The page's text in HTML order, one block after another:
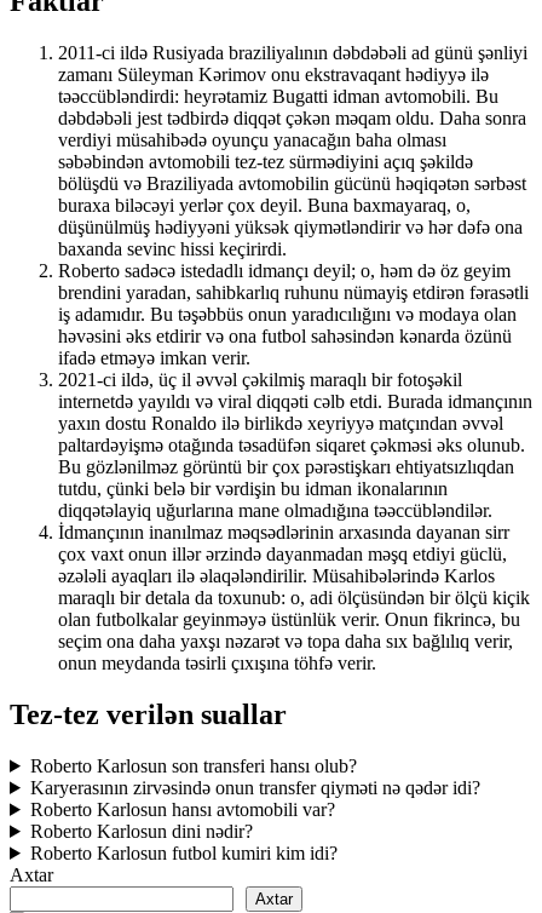
2011-ci ildə Rusiyada braziliyalının dəbdəbəli ad günü şənliyi
zamanı Süleyman Kərimov onu ekstravaqant hədiyyə ilə
təəccübləndirdi: heyrətamiz Bugatti idman avtomobili. Bu
dəbdəbəli jest tədbirdə diqqət çəkən məqam oldu. Daha sonra
verdiyi müsahibədə oyunçu yanacağın baha olması
səbəbindən avtomobili tez-tez sürmədiyini açıq şəkildə
bölüşdü və Braziliyada avtomobilin gücünü həqiqətən sərbəst
buraxa biləcəyi yerlər çox deyil. Buna baxmayaraq, o,
düşünülmüş hədiyyəni yüksək qiymətləndirir və hər dəfə ona
baxanda sevinc hissi keçirirdi.
Roberto sadəcə istedadlı idmançı deyil; o, həm də öz geyim
brendini yaradan, sahibkarlıq ruhunu nümayiş etdirən fərasətli
iş adamıdır. Bu təşəbbüs onun yaradıcılığını və modaya olan
həvəsini əks etdirir və ona futbol sahəsindən kənarda özünü
ifadə etməyə imkan verir.
2021-ci ildə, üç il əvvəl çəkilmiş maraqlı bir fotoşəkil
internetdə yayıldı və viral diqqəti cəlb etdi. Burada idmançının
yaxın dostu Ronaldo ilə birlikdə xeyriyyə matçından əvvəl
paltardəyişmə otağında təsadüfən siqaret çəkməsi əks olunub.
Bu gözlənilməz görüntü bir çox pərəstişkarı ehtiyatsızlıqdan
tutdu, çünki belə bir vərdişin bu idman ikonalarının
diqqətəlayiq uğurlarına mane olmadığına təəccübləndilər.
İdmançının inanılmaz məqsədlərinin arxasında dayanan sirr
çox vaxt onun illər ərzində dayanmadan məşq etdiyi güclü,
əzələli ayaqları ilə əlaqələndirilir. Müsahibələrində Karlos
maraqlı bir detala da toxunub: o, adi ölçüsündən bir ölçü kiçik
olan futbolkalar geyinməyə üstünlük verir. Onun fikrincə, bu
seçim ona daha yaxşı nəzarət və topa daha sıx bağlılıq verir,
onun meydanda təsirli çıxışına töhfə verir.
Tez-tez verilən suallar
Roberto Karlosun son transferi hansı olub?
Karyerasının zirvəsində onun transfer qiyməti nə qədər idi?
Roberto Karlosun hansı avtomobili var?
Roberto Karlosun dini nədir?
Roberto Karlosun futbol kumiri kim idi?
Axtar
Axtar